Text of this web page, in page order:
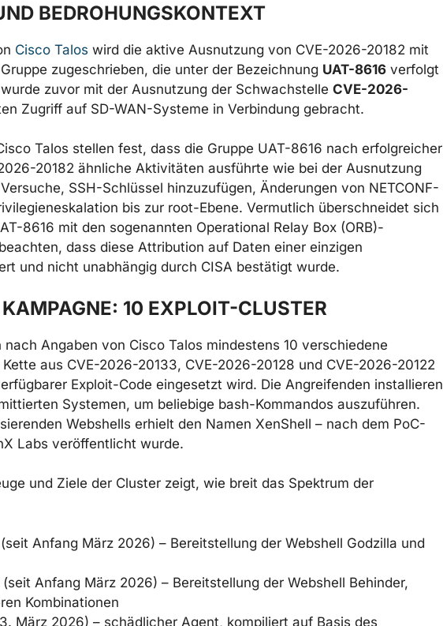
BEDROHUNGSKONTEXT
Cisco Talos wird die aktive Ausnutzung von CVE-2026-20182 mit
zugeschrieben, die unter der Bezeichnung UAT-8616 verfolgt
zuvor mit der Ausnutzung der Schwachstelle CVE-2026-
Zugriff auf SD-WAN-Systeme in Verbindung gebracht.
Talos stellen fest, dass die Gruppe UAT-8616 nach erfolgreicher
20182 ähnliche Aktivitäten ausführte wie bei der Ausnutzung
SSH-Schlüssel hinzuzufügen, Änderungen von NETCONF-
bis zur root-Ebene. Vermutlich überschneidet sich
8616 mit den sogenannten Operational Relay Box (ORB)-
dass diese Attribution auf Daten einer einzigen
und nicht unabhängig durch CISA bestätigt wurde.
10 EXPLOIT-CLUSTER
Angaben von Cisco Talos mindestens 10 verschiedene
aus CVE-2026-20133, CVE-2026-20128 und CVE-2026-20122
Exploit-Code eingesetzt wird. Die Angreifenden installieren
Systemen, um beliebige bash-Kommandos auszuführen.
Webshells erhielt den Namen XenShell – nach dem PoC-
Labs veröffentlicht wurde.
und Ziele der Cluster zeigt, wie breit das Spektrum der
(seit Anfang März 2026) – Bereitstellung der Webshell Godzilla und
(seit Anfang März 2026) – Bereitstellung der Webshell Behinder,
Kombinationen
März 2026) – schädlicher Agent, kompiliert auf Basis des